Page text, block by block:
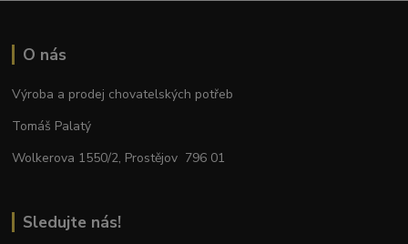
O nás
Výroba a prodej chovatelských potřeb
Tomáš Palatý
Wolkerova 1550/2, Prostějov 796 01
Sledujte nás!